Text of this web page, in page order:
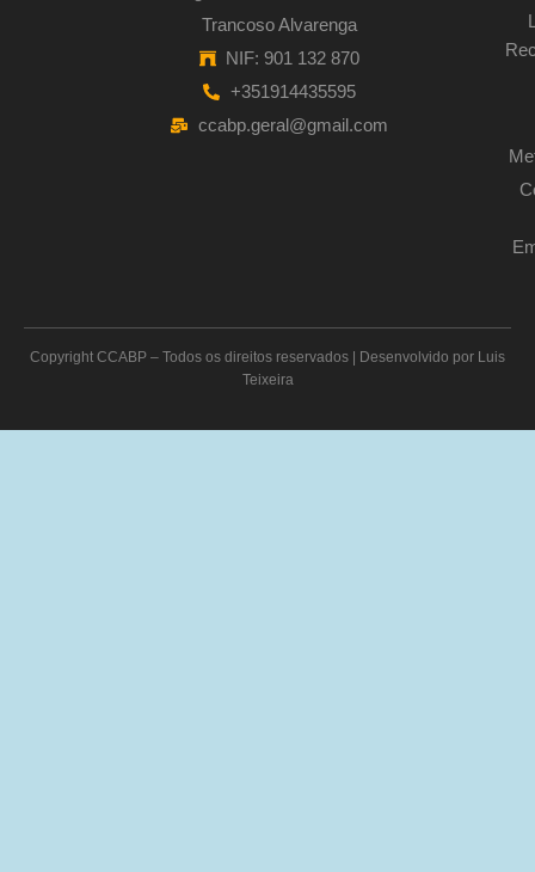
Trancoso Alvarenga
NIF: 901 132 870
+351914435595
ccabp.geral@gmail.com
Copyright CCABP – Todos os direitos reservados | Desenvolvido por Luis
Teixeira